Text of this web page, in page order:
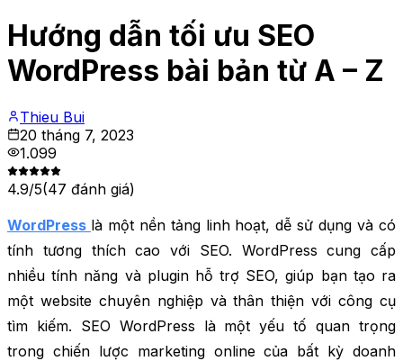
Hướng dẫn tối ưu SEO
WordPress bài bản từ A – Z
Thieu Bui
20 tháng 7, 2023
1.099
4.9/5(47 đánh giá)
WordPress là một nền tảng linh hoạt, dễ sử dụng và có
tính tương thích cao với SEO. WordPress cung cấp
nhiều tính năng và plugin hỗ trợ SEO, giúp bạn tạo ra
một website chuyên nghiệp và thân thiện với công cụ
tìm kiếm. SEO WordPress là một yếu tố quan trọng
trong chiến lược marketing online của bất kỳ doanh